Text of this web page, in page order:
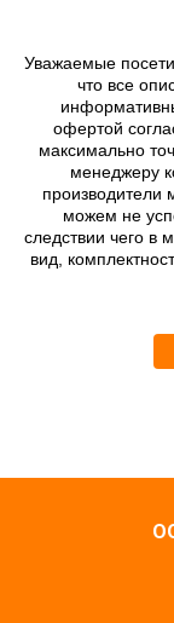
Уважаемые
что все
офертой
максимально
менеджеру
можем не
следствии чего в
вид,